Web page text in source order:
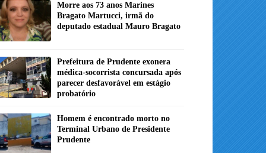
Morre aos 73 anos Marines
Bragato Martucci, irmã do
deputado estadual Mauro Bragato
Prefeitura de Prudente exonera
médica-socorrista concursada após
parecer desfavorável em estágio
probatório
Homem é encontrado morto no
Terminal Urbano de Presidente
Prudente